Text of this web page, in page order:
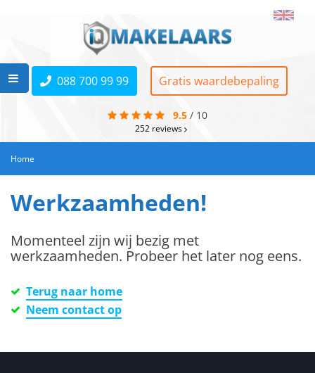
088 700 99 99 Gratis waardebepaling
9.5 / 10
252 reviews
Home
Werkzaamheden!
Momenteel zijn wij bezig met
werkzaamheden. Probeer het later nog eens.
Terug naar home
Neem contact op